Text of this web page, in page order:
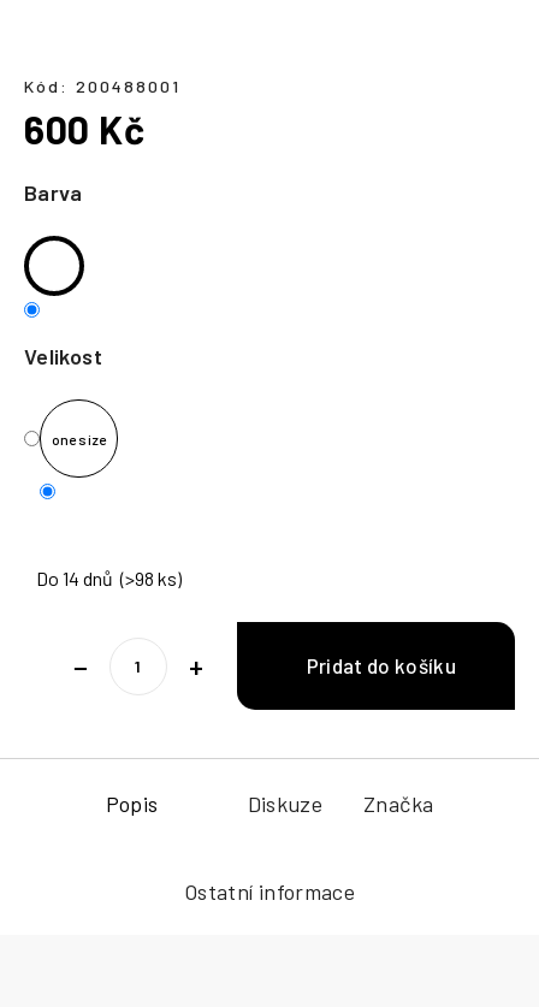
Barva
Velikost
one size
Do 14 dnů (>98 ks)
+
−
Kód: 200488001
600 Kč
cena:
Popis Diskuze Značka
Ostatní informace
í
t
?